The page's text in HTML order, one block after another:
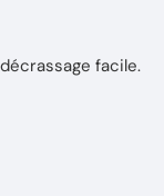
facile.